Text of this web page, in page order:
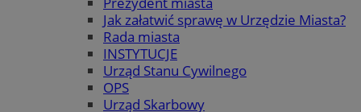
Jak załatwić sprawę w Urzędzie Miasta?
Rada miasta
INSTYTUCJE
Urząd Stanu Cywilnego
OPS
Urząd Skarbowy